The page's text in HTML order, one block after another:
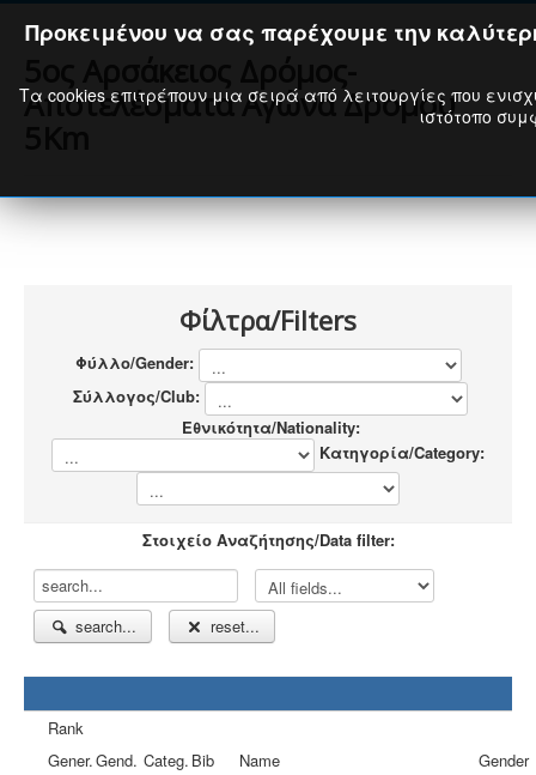
Αποτελέσματα Αγώνα Δρόμου
Φίλτρα/Filters
Φύλλο/Gender:
Σύλλογος/Club:
Εθνικότητα/Nationality:
Κατηγορία/Category:
Στοιχείο Αναζήτησης/Data filter:
search... reset...
Rank
Gener.Gend. Categ. Bib Name
Gender
Προκειμένου να σας παρέχουμε την
Τα cookies επιτρέπουν μια σειρά από λειτουργίες που
ιστότοπο